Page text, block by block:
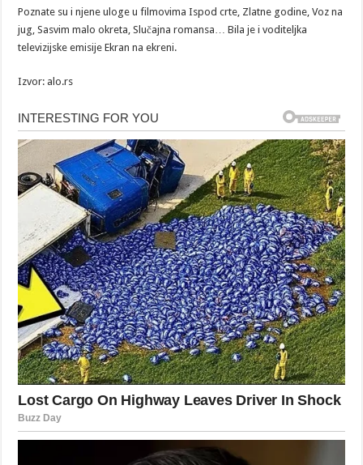
Poznate su i njene uloge u filmovima Ispod crte, Zlatne godine, Voz na
jug, Sasvim malo okreta, Slučajna romansa… Bila je i voditeljka
televizijske emisije Ekran na ekreni.
Izvor: alo.rs